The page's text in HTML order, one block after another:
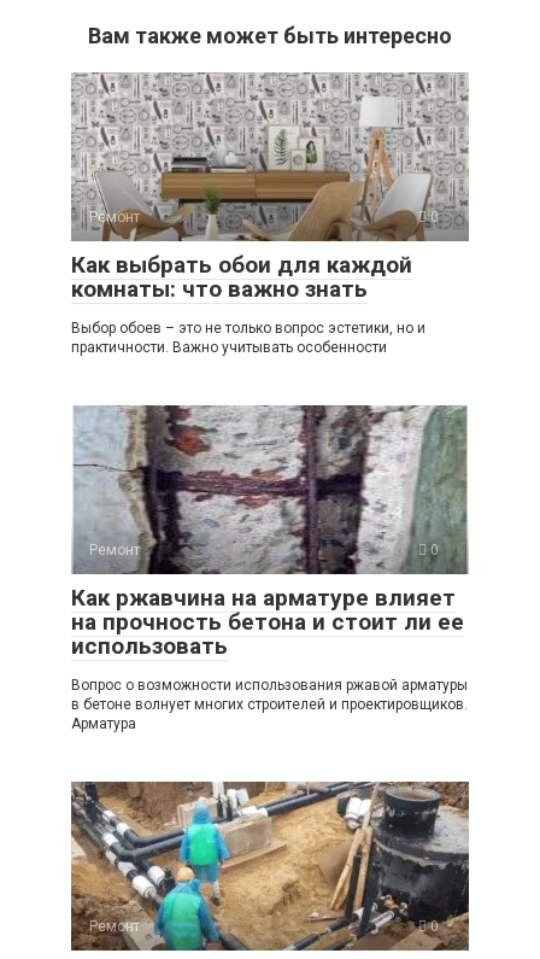
Вам также может быть интересно
Ремонт 0
Как выбрать обои для каждой
комнаты: что важно знать
Выбор обоев – это не только вопрос эстетики, но и
практичности. Важно учитывать особенности
Ремонт 0
Как ржавчина на арматуре влияет
на прочность бетона и стоит ли ее
использовать
Вопрос о возможности использования ржавой арматуры
в бетоне волнует многих строителей и проектировщиков.
Арматура
Ремонт 0